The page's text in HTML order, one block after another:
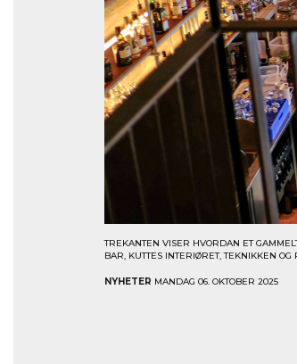
TREKANTEN VISER HVORDAN ET
BAR, KUTTES INTERIØRET, TEKNIKKEN
NYHETER MANDAG 06. OKTOBER 2025